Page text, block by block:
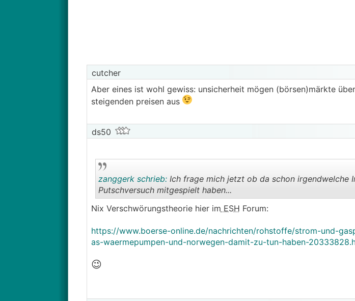
was denkt ihr, wo wir schlussendlich landen?
Relevante Tage sollten wie folgt sein, oder hat wer Einwände?:
22.6
26.6
27.6
cutcher
Aber eines ist wohl gewiss: unsicherheit mögen (börsen)märkte
steigenden preisen aus
ds50
zanggerk schrieb:Ich frage mich jetzt ob da schon irgendwelche
Putschversuch mitgespielt haben...
Nix Verschwörungstheorie hier im ESH Forum:
https://www.boerse-online.de/nachrichten/rohstoffe/strom-und-
as-waermepumpen-und-norwegen-damit-zu-tun-haben-
😉